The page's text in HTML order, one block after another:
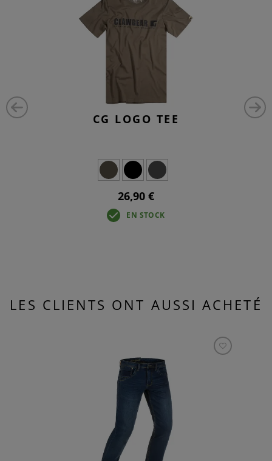
CG LOGO TEE
26,90 €
EN STOCK
LES CLIENTS ONT AUSSI ACHETÉ